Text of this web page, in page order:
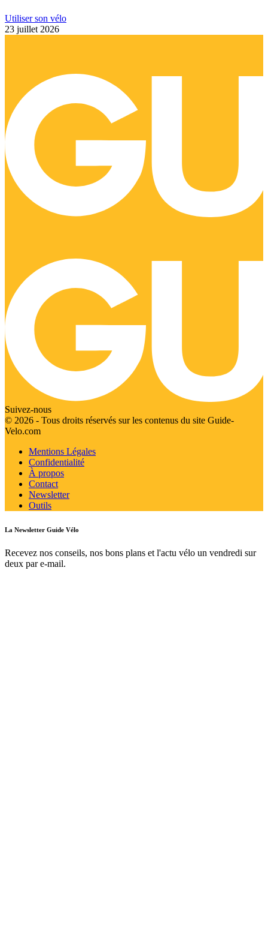
Utiliser son vélo
23 juillet 2026
Suivez-nous
© 2026 - Tous droits réservés sur les contenus du site Guide-
Velo.com
Mentions Légales
Confidentialité
À propos
Contact
Newsletter
Outils
La Newsletter Guide Vélo
Recevez nos conseils, nos bons plans et l'actu vélo un vendredi sur
deux par e-mail.